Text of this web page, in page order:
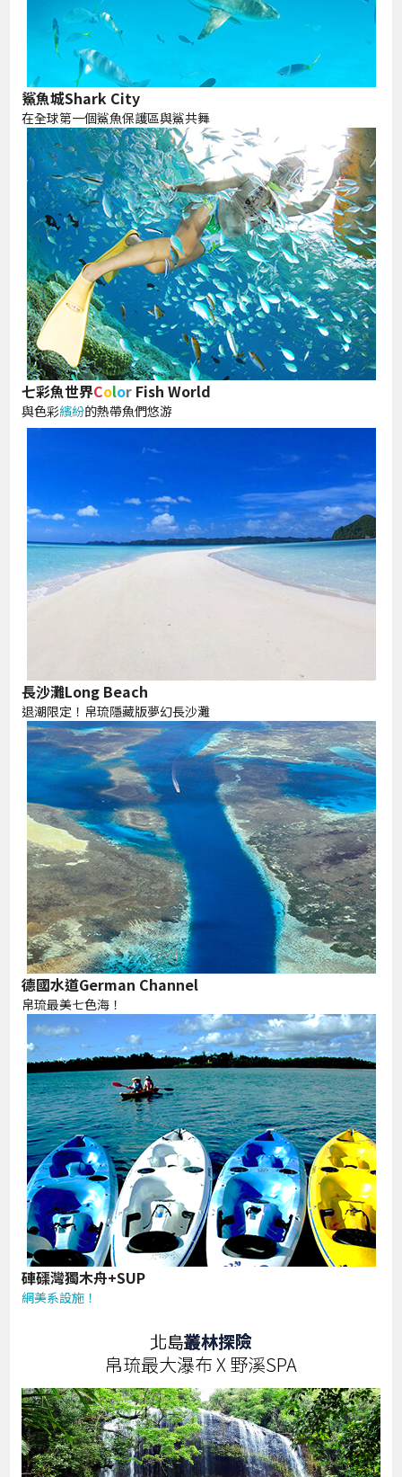
鯊魚城Shark City
在全球第一個鯊魚保護區與鯊共舞
七彩魚世界Color Fish World
與色彩繽紛的熱帶魚們悠游
長沙灘Long Beach
退潮限定！帛琉隱藏版夢幻長沙灘
德國水道German Channel
帛琉最美七色海！
硨磲灣獨木舟+SUP
網美系設施！
北島叢林探險
帛琉最大瀑布 X 野溪SPA